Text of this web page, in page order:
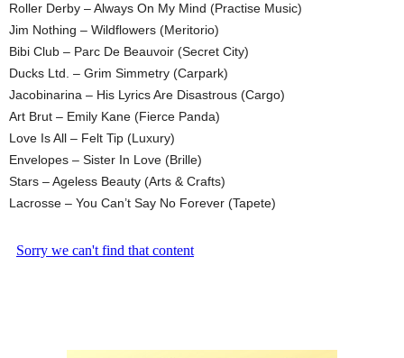
Roller Derby – Always On My Mind (Practise Music)
Jim Nothing – Wildflowers (Meritorio)
Bibi Club – Parc De Beauvoir (Secret City)
Ducks Ltd. – Grim Simmetry (Carpark)
Jacobinarina – His Lyrics Are Disastrous (Cargo)
Art Brut – Emily Kane (Fierce Panda)
Love Is All – Felt Tip (Luxury)
Envelopes – Sister In Love (Brille)
Stars – Ageless Beauty (Arts & Crafts)
Lacrosse – You Can’t Say No Forever (Tapete)